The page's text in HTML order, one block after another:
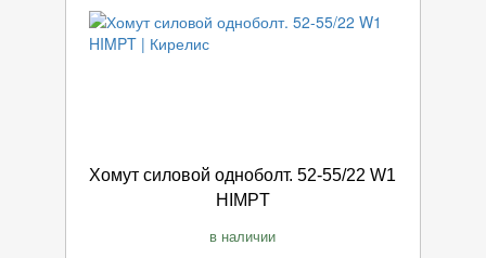
Хомут силовой одноболт. 52-55/22 W1
HIMPT
в наличии